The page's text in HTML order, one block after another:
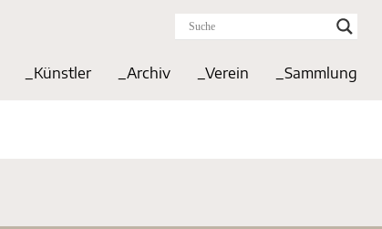
_Künstler _Archiv _Verein _Sammlung